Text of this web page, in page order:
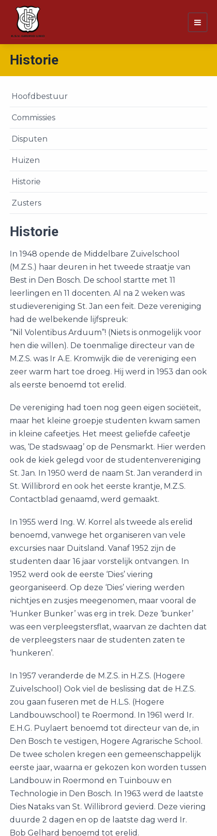
Historie
Hoofdbestuur
Commissies
Disputen
Huizen
Historie
Zusters
Historie
In 1948 opende de Middelbare Zuivelschool
(M.Z.S.) haar deuren in het tweede straatje van
Best in Den Bosch. De school startte met 11
leerlingen en 11 docenten. Al na 2 weken was
studievereniging St. Jan een feit. Deze vereniging
had de welbekende lijfspreuk:
“Nil Volentibus Arduum”! (Niets is onmogelijk voor
hen die willen). De toenmalige directeur van de
M.Z.S. was Ir A.E. Kromwijk die de vereniging een
zeer warm hart toe droeg. Hij werd in 1953 dan ook
als eerste benoemd tot erelid.
De vereniging had toen nog geen eigen sociëteit,
maar het kleine groepje studenten kwam samen
in kleine cafeetjes. Het meest geliefde cafeetje
was, ‘De stadswaag’ op de Pensmarkt. Hier werden
ook de kiek gelegd voor de studentenvereniging
St. Jan. In 1950 werd de naam St. Jan veranderd in
St. Willibrord en ook het eerste krantje, M.Z.S.
Contactblad genaamd, werd gemaakt.
In 1955 werd Ing. W. Korrel als tweede als erelid
benoemd, vanwege het organiseren van vele
excursies naar Duitsland. Vanaf 1952 zijn de
studenten daar 16 jaar vorstelijk ontvangen. In
1952 werd ook de eerste ‘Dies’ viering
georganiseerd. Op deze ‘Dies’ viering werden
nichtjes en zusjes meegenomen, maar vooral de
‘Hunker Bunker’ was erg in trek. Deze ‘bunker’
was een verpleegstersflat, waarvan ze dachten dat
de verpleegsters naar de studenten zaten te
‘hunkeren’.
In 1957 veranderde de M.Z.S. in H.Z.S. (Hogere
Zuivelschool) Ook viel de beslissing dat de H.Z.S.
zou gaan fuseren met de H.L.S. (Hogere
Landbouwschool) te Roermond. In 1961 werd Ir.
E.H.G. Puylaert benoemd tot directeur van de, in
Den Bosch te vestigen, Hogere Agrarische School.
De twee scholen kregen een gemeenschappelijk
eerste jaar, waarna er gekozen kon worden tussen
Landbouw in Roermond en Tuinbouw en
Technologie in Den Bosch. In 1963 werd de laatste
Dies Nataks van St. Willibrord gevierd. Deze viering
duurde 2 dagen en op de laatste dag werd Ir.
Bob Gelhard benoemd tot erelid.